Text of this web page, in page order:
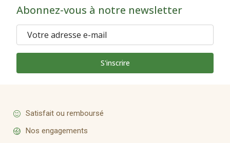
Abonnez-vous à notre newsletter
S'inscrire
Satisfait ou remboursé
Nos engagements